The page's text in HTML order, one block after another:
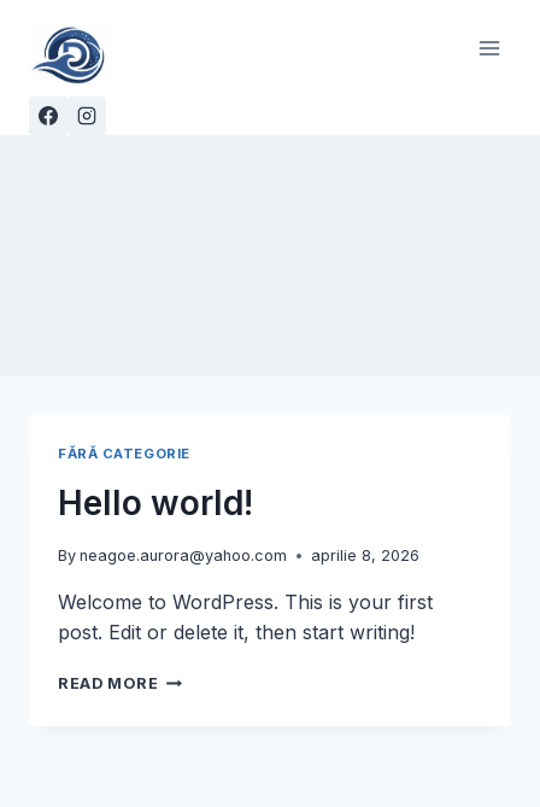
content
FĂRĂ CATEGORIE
Hello world!
By neagoe.aurora@yahoo.com aprilie 8, 2026
Welcome to WordPress. This is your first
post. Edit or delete it, then start writing!
READ MORE HELLO